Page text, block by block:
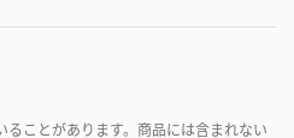
ことがあります。商品には含まれない